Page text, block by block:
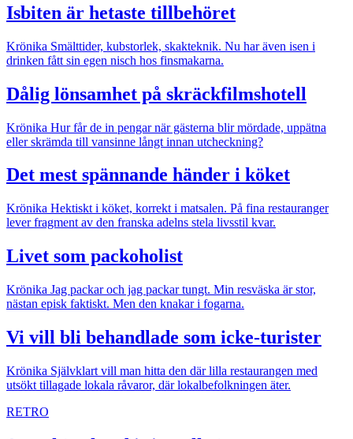
Isbiten är hetaste tillbehöret
Krönika Smälttider, kubstorlek, skakteknik. Nu har även isen i
drinken fått sin egen nisch hos finsmakarna.
Dålig lönsamhet på skräckfilmshotell
Krönika Hur får de in pengar när gästerna blir mördade, uppätna
eller skrämda till vansinne långt innan utcheckning?
Det mest spännande händer i köket
Krönika Hektiskt i köket, korrekt i matsalen. På fina restauranger
lever fragment av den franska adelns stela livsstil kvar.
Livet som packoholist
Krönika Jag packar och jag packar tungt. Min resväska är stor,
nästan episk faktiskt. Men den knakar i fogarna.
Vi vill bli behandlade som icke-turister
Krönika Självklart vill man hitta den där lilla restaurangen med
utsökt tillagade lokala råvaror, där lokalbefolkningen äter.
RETRO